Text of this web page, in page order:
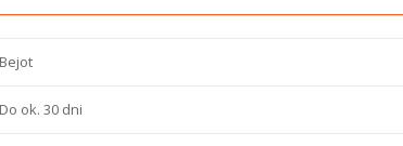
Bejot
Do ok. 30 dni